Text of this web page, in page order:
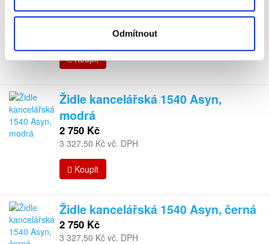
Odmítnout
3 119 Kč
3 773,99 Kč vč. DPH
Koupit
Židle kancelářská 1540 Asyn,
modrá
2 750 Kč
3 327,50 Kč vč. DPH
Koupit
Židle kancelářská 1540 Asyn, černá
2 750 Kč
3 327,50 Kč vč. DPH